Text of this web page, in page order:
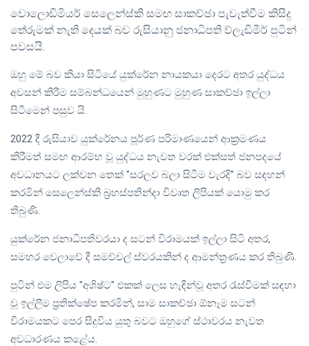
වොලොඩිමියර් සෙලෙන්ස්කි සමඟ සාකච්ඡා පැවැත්වීම කිසිදු
තේරුමක් නැති දෙයක් බව රුසියානු ජනාධිපති ව්ලැඩිමීර් පුටින්
පවසයි.
ඔහු මේ බව කියා සිටියේ යුක්රේන නායකයා දෙරට අතර යුද්ධය
අවසන් කිරීම සම්බන්ධයෙන් මුහුණට මුහුණ සාකච්ඡා ඉල්ලා
සිටීමෙන් පසුව යි.
2022 දී රුසියාව යුක්රේනය පූර්ණ පරිමාණයෙන් ආක්‍රමණය
කිරීමත් සමඟ ආරම්භ වූ යුද්ධය නැවත වරක් එක්සත් ජනපදයේ
අවධානයට ලක්වන තෙක් "සරලව බලා සිටීම වැරදි" බව සඳහන්
කරමින් සෙලෙන්ස්කි බ්‍රහස්පතින්දා විවෘත ලිපියක් යොමු කර
තිබුණි.
යුක්රේන ජනාධිපතිවරයා ද සටන් විරාමයක් ඉල්ලා සිටි අතර,
සමහර වෙලාවේ දී සමච්චල් ස්වරයකින් ද ආමන්ත්‍රණය කර තිබුණි.
පුටින් එම ලිපිය "අශිෂ්ට" එකක් ලෙස හැඳින්වූ අතර රැස්වීමක් සඳහා
වූ ඉල්ලීම ප්‍රතික්ෂේප කරමින්, සාම සාකච්ඡා ඕනෑම සටන්
විරාමයකට පෙර සිදුවිය යුතු බවට ඔහුගේ ස්ථාවරය නැවත
අවධාරණය කළේය.